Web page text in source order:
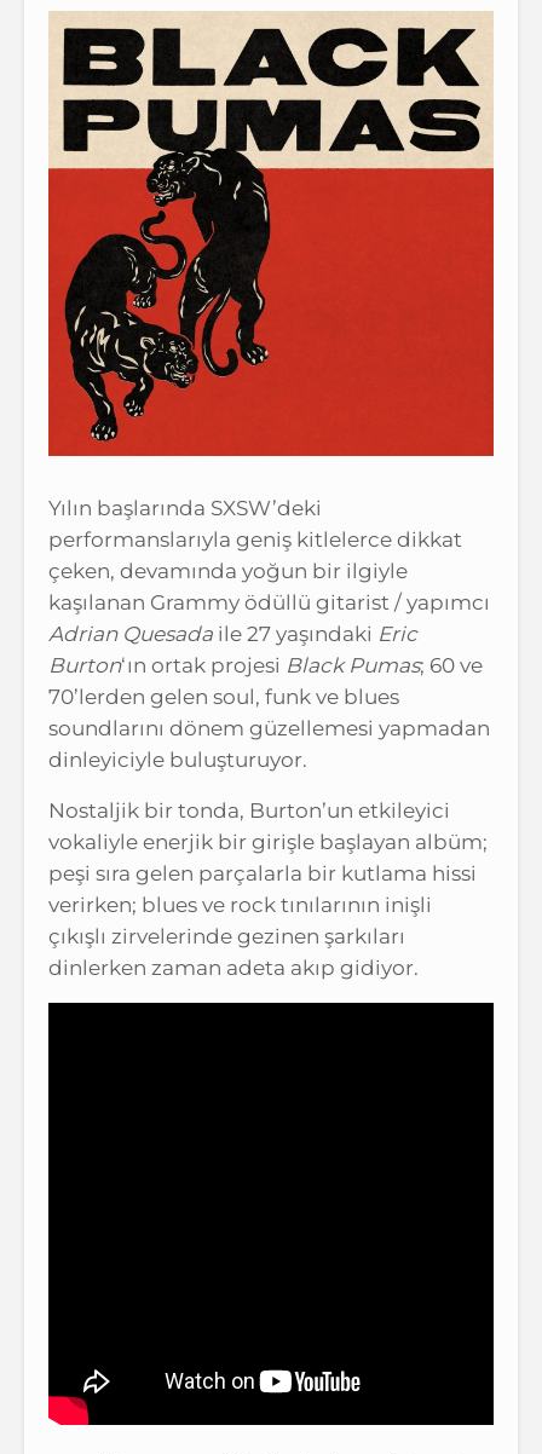
Yılın başlarında SXSW’deki
performanslarıyla geniş kitlelerce dikkat
çeken, devamında yoğun bir ilgiyle
kaşılanan Grammy ödüllü gitarist / yapımcı
Adrian Quesada ile 27 yaşındaki Eric
Burton‘ın ortak projesi Black Pumas; 60 ve
70’lerden gelen soul, funk ve blues
soundlarını dönem güzellemesi yapmadan
dinleyiciyle buluşturuyor.
Nostaljik bir tonda, Burton’un etkileyici
vokaliyle enerjik bir girişle başlayan albüm;
peşi sıra gelen parçalarla bir kutlama hissi
verirken; blues ve rock tınılarının inişli
çıkışlı zirvelerinde gezinen şarkıları
dinlerken zaman adeta akıp gidiyor.